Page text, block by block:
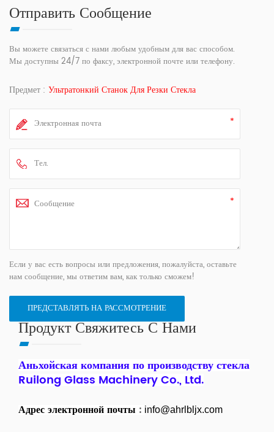
Отправить Сообщение
Вы можете связаться с нами любым удобным для вас способом.
Мы доступны 24/7 по факсу, электронной почте или телефону.
Предмет : Ультратонкий Станок Для Резки Стекла
Если у вас есть вопросы или предложения, пожалуйста, оставьте
нам сообщение, мы ответим вам, как только сможем!
Продукт Свяжитесь С Нами
Аньхойская компания по производству стекла
Ruilong Glass Machinery Co., Ltd.
Адрес электронной почты : info@ahrlbljx.com